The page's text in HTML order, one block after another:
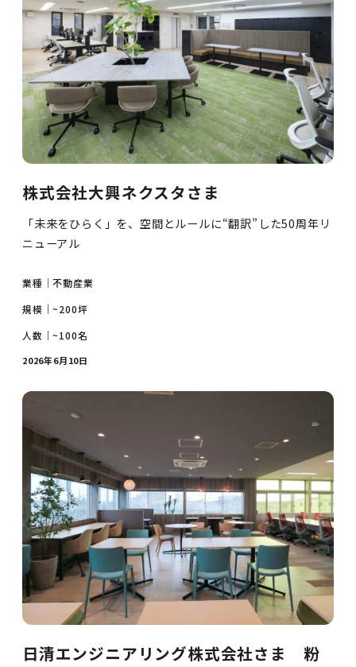
株式会社大興ネクスタさま
「未来をひらく」を、空間とルールに“翻訳”した50周年リ
ニューアル
業種｜不動産業
規模｜~200坪
人数｜~100名
2026年6月10日
日清エンジニアリング株式会社さま 粉